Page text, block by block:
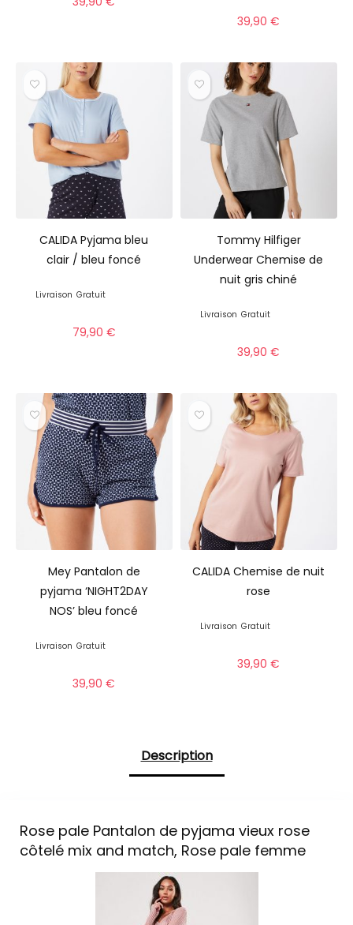
39,90€
CALIDA Pyjama bleu
clair / bleu foncé
Livraison Gratuit
79,90 €
Tommy Hilfiger
Underwear Chemise de
nuit gris chiné
Livraison Gratuit
39,90€
Mey Pantalon de
pyjama ‘NIGHT2DAY
NOS’ bleu foncé
Livraison Gratuit
39,90€
CALIDA Chemise de nuit
rose
Livraison Gratuit
39,90€
Description
Rose pale Pantalon de pyjama vieux rose
côtelé mix and match, Rose pale femme